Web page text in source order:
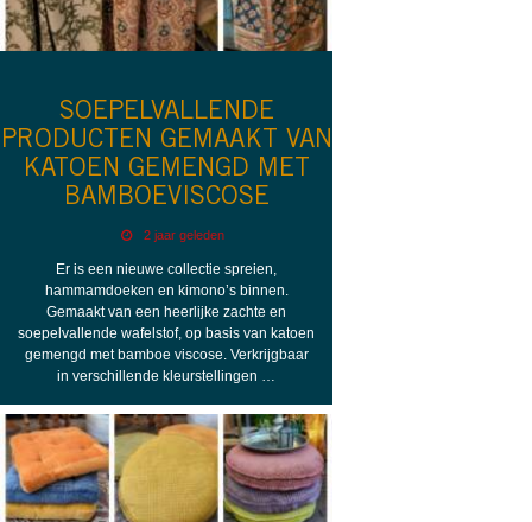
SOEPELVALLENDE
PRODUCTEN GEMAAKT VAN
KATOEN GEMENGD MET
BAMBOEVISCOSE
2 jaar geleden
Er is een nieuwe collectie spreien,
hammamdoeken en kimono’s binnen.
Gemaakt van een heerlijke zachte en
soepelvallende wafelstof, op basis van katoen
gemengd met bamboe viscose. Verkrijgbaar
in verschillende kleurstellingen …